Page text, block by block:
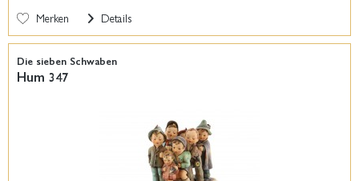
Merken Details
Die sieben Schwaben
Hum 347